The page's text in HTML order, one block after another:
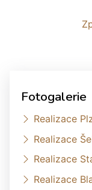
Fotogalerie
Realizace
Realizace
Realizace
Realizace